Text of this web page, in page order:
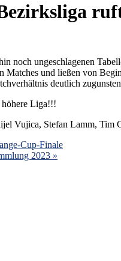
noch ungeschlagenen
Matches und ließen von
deutlich
Liga!!!
Vujica, Stefan Lamm,
Cup-Finale
2023 »